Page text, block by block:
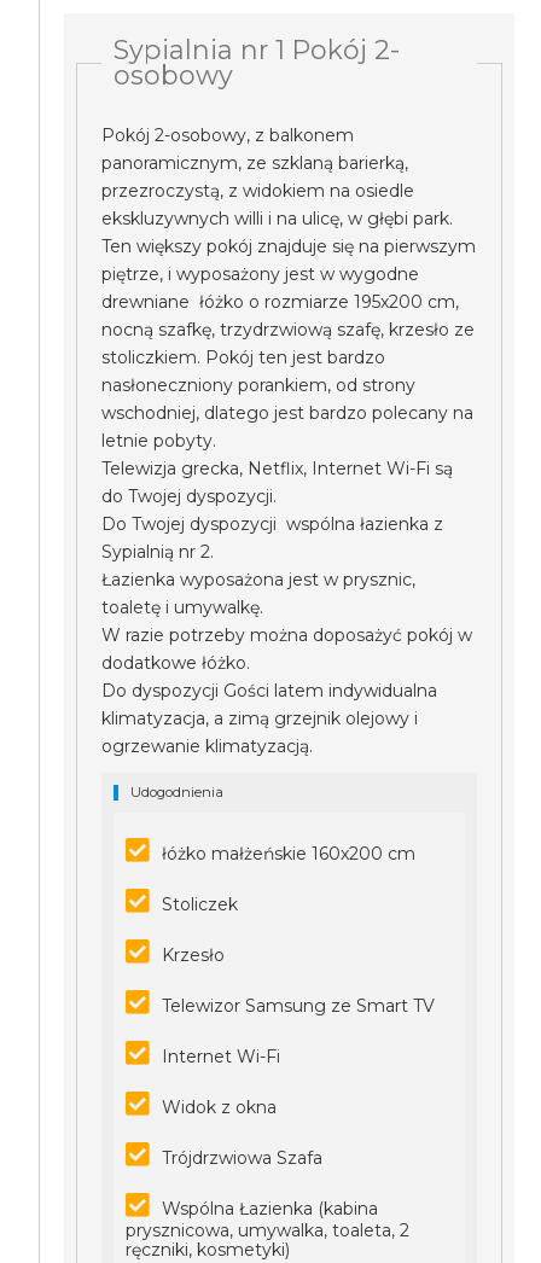
Sypialnia nr 1 Pokój 2-
osobowy
Pokój 2-osobowy, z balkonem
panoramicznym, ze szklaną barierką,
przezroczystą, z widokiem na osiedle
ekskluzywnych willi i na ulicę, w głębi park.
Ten większy pokój znajduje się na pierwszym
piętrze, i wyposażony jest w wygodne
drewniane łóżko o rozmiarze 195x200 cm,
nocną szafkę, trzydrzwiową szafę, krzesło ze
stoliczkiem. Pokój ten jest bardzo
nasłoneczniony porankiem, od strony
wschodniej, dlatego jest bardzo polecany na
letnie pobyty.
Telewizja grecka, Netflix, Internet Wi-Fi są
do Twojej dyspozycji.
Do Twojej dyspozycji wspólna łazienka z
Sypialnią nr 2.
Łazienka wyposażona jest w prysznic,
toaletę i umywalkę.
W razie potrzeby można doposażyć pokój w
dodatkowe łóżko.
Do dyspozycji Gości latem indywidualna
klimatyzacja, a zimą grzejnik olejowy i
ogrzewanie klimatyzacją.
Udogodnienia
łóżko małżeńskie 160x200 cm
Stoliczek
Krzesło
Telewizor Samsung ze Smart TV
Internet Wi-Fi
Widok z okna
Trójdrzwiowa Szafa
Wspólna Łazienka (kabina
prysznicowa, umywalka, toaleta, 2
ręczniki, kosmetyki)